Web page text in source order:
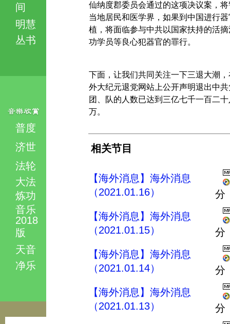
间
明慧
丛书
普度
济世
法轮
大法
炼功
音乐
2018
版
天音
净乐
仙纳度郡委员会通过的这项决议案，将
当地居民和医学界，如果到中国进行器
植，将面临参与中共以国家扶持的活摘
功学员等良心犯器官的罪行。
下面，让我们共同关注一下三退大潮，
外大纪元退党网站上公开声明退出中共
团、队的人数已达到三亿七千一百二十
万。
相关节目
【海外消息】海外消息
（2021.01.16）
分
【海外消息】海外消息
（2021.01.15）
分
【海外消息】海外消息
（2021.01.14）
分
【海外消息】海外消息
（2021.01.13）
分